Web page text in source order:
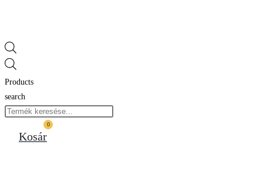
Products
search
0
Kosár